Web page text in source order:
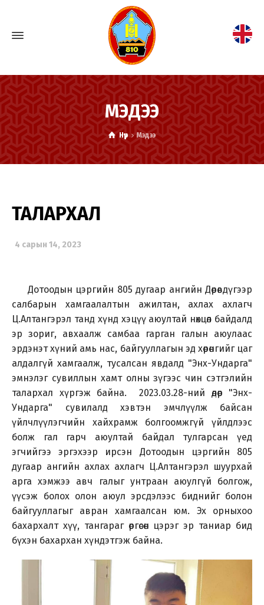
МЭДЭЭ
Нүүр Мэдээ
ТАЛАРХАЛ
4 сарын 14, 2023
Дотоодын цэргийн 805 дугаар ангийн Дөрөвдүгээр
салбарын хамгаалалтын ажилтан, ахлах ахлагч
Ц.Алтангэрэл танд хүнд хэцүү аюултай нөхцөл байдалд
эр зориг, авхаалж самбаа гарган галын аюулаас
эрдэнэт хүний амь нас, байгууллагын эд хөрөнгийг цаг
алдалгүй хамгаалж, тусалсан явдалд "Энх-Ундарга"
эмнэлэг сувиллын хамт олны зүгээс чин сэтгэлийн
талархал хүргэж байна. 2023.03.28-ний өдөр "Энх-
Ундарга" сувилалд хэвтэн эмчлүүлж байсан
үйлчлүүлэгчийн хайхрамж болгоомжгүй үйлдлээс
болж гал гарч аюултай байдал тулгарсан үед
эгчийгээ эргэхээр ирсэн Дотоодын цэргийн 805
дугаар ангийн ахлах ахлагч Ц.Алтангэрэл шуурхай
арга хэмжээ авч галыг унтраан аюулгүй болгож,
үүсэж болох олон аюул эрсдэлээс биднийг болон
байгууллагыг авран хамгаалсан юм. Эх орныхоо
бахархалт хүү, тангараг өргөсөн цэрэг эр таниар бид
бүхэн бахархан хүндэтгэж байна.